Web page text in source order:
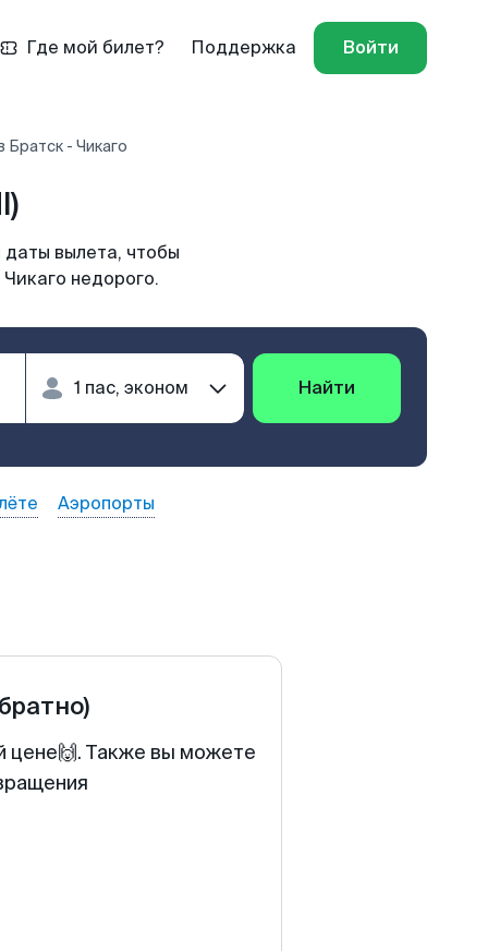
Где мой билет? Поддержка Войти
Братск - Чикаго
вылета, чтобы
недорого.
Найти
Аэропорты
цене🙌. Также вы можете